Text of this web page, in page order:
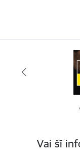
Vai šī